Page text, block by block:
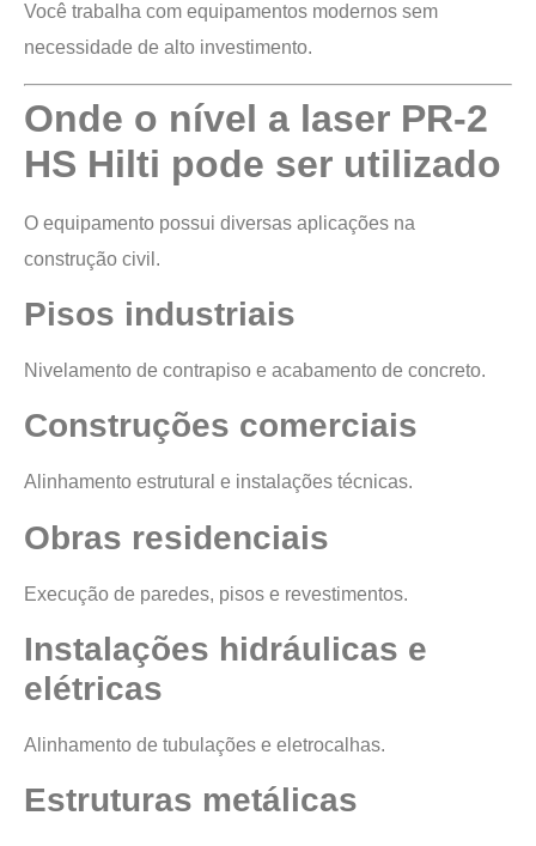
Você trabalha com equipamentos modernos sem
necessidade de alto investimento.
Onde o nível a laser PR-2
HS Hilti pode ser utilizado
O equipamento possui diversas aplicações na
construção civil.
Pisos industriais
Nivelamento de contrapiso e acabamento de concreto.
Construções comerciais
Alinhamento estrutural e instalações técnicas.
Obras residenciais
Execução de paredes, pisos e revestimentos.
Instalações hidráulicas e
elétricas
Alinhamento de tubulações e eletrocalhas.
Estruturas metálicas